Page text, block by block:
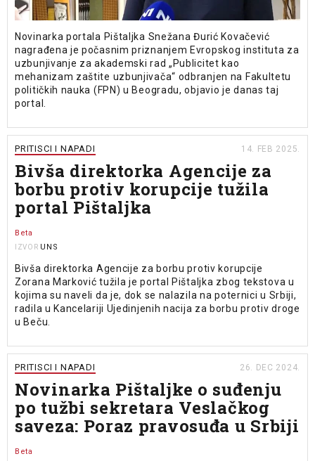
Novinarka portala Pištaljka Snežana Đurić Kovačević
nagrađena je počasnim priznanjem Evropskog instituta za
uzbunjivanje za akademski rad „Publicitet kao
mehanizam zaštite uzbunjivača“ odbranjen na Fakultetu
političkih nauka (FPN) u Beogradu, objavio je danas taj
portal.
PRITISCI I NAPADI 14. FEB 2025.
Bivša direktorka Agencije za
borbu protiv korupcije tužila
portal Pištaljka
Beta
IZVOR UNS
Bivša direktorka Agencije za borbu protiv korupcije
Zorana Marković tužila je portal Pištaljka zbog tekstova u
kojima su naveli da je, dok se nalazila na poternici u Srbiji,
radila u Kancelariji Ujedinjenih nacija za borbu protiv droge
u Beču.
PRITISCI I NAPADI 26. DEC 2024.
Novinarka Pištaljke o suđenju
po tužbi sekretara Veslačkog
saveza: Poraz pravosuđa u Srbiji
Beta